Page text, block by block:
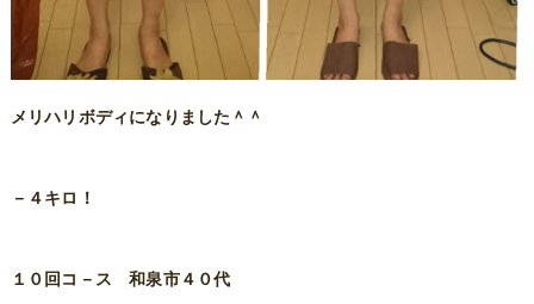
メリハリボディになりました＾＾
－４キロ！
１０回コ－ス 和泉市４０代